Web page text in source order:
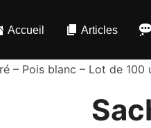
Accueil Articles
– Pois blanc – Lot de 100